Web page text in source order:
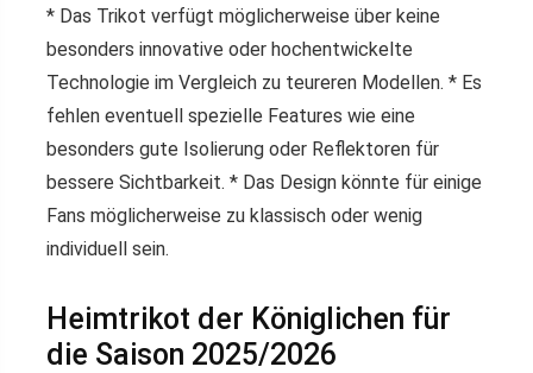
* Das Trikot verfügt möglicherweise über keine
besonders innovative oder hochentwickelte
Technologie im Vergleich zu teureren Modellen. * Es
fehlen eventuell spezielle Features wie eine
besonders gute Isolierung oder Reflektoren für
bessere Sichtbarkeit. * Das Design könnte für einige
Fans möglicherweise zu klassisch oder wenig
individuell sein.
Heimtrikot der Königlichen für
die Saison 2025/2026